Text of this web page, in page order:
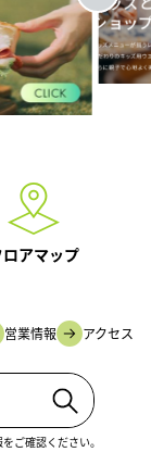
ロアマップ
営業情報 アクセス
ご確認ください。